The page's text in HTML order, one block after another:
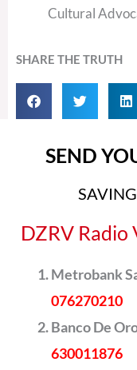
Cultural
SHARE THE TRUTH
SEND
DZRV Radio
Metrobank
076270210
Banco De
630011876